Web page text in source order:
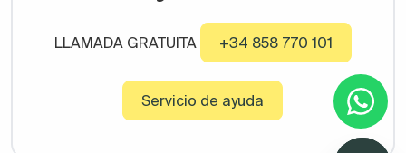
LLAMADA GRATUITA +34 858 770 101
Servicio de ayuda